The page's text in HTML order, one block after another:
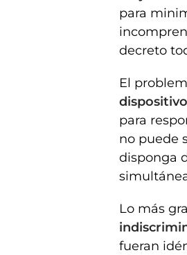
para
decreto
El
para
no puede
disponga
Lo más
fueran